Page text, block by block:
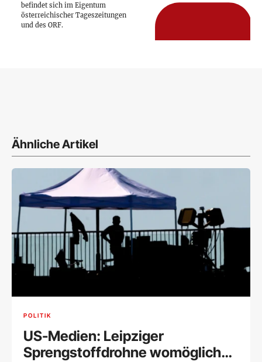
befindet sich im Eigentum
österreichischer Tageszeitungen
und des ORF.
Ähnliche Artikel
POLITIK
US-Medien: Leipziger
Sprengstoffdrohne womöglich